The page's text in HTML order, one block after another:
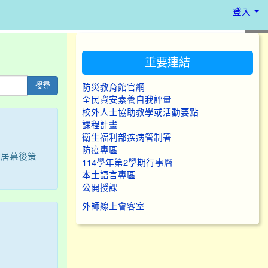
登入
搜尋
幕後策
重要連結
防災教育館官網
全民資安素養自我評量
校外人士協助教學或活動要點
課程計畫
衛生福利部疾病管制署
防疫專區
114學年第2學期行事曆
本土語言專區
公開授課
外師線上會客室